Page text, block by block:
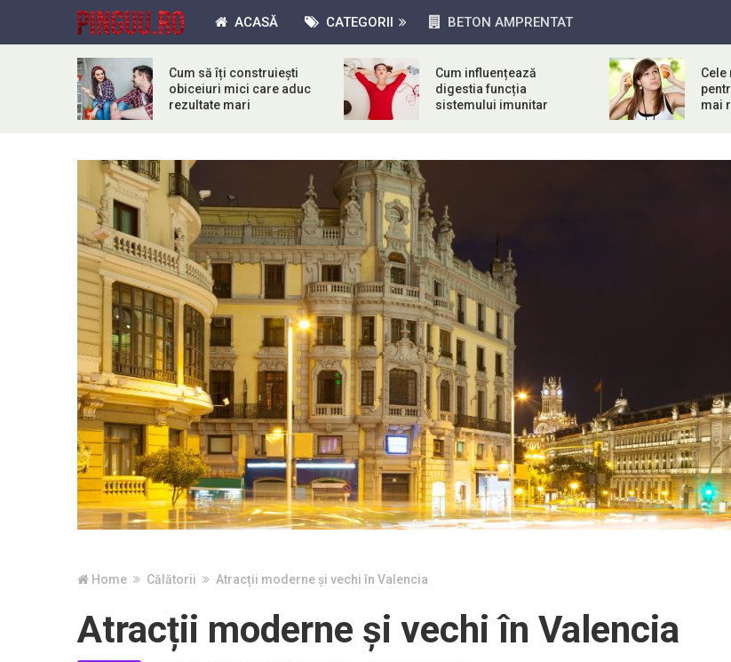
ACASĂ CATEGORII BETON AMPRENTAT
Cum să îți construiești
obiceiuri mici care aduc
rezultate mari
Cum influențează
digestia funcția
sistemului imunitar
Cele
mai
Home Călătorii Atracții moderne și vechi în Valencia
Atracții moderne și vechi în Valencia